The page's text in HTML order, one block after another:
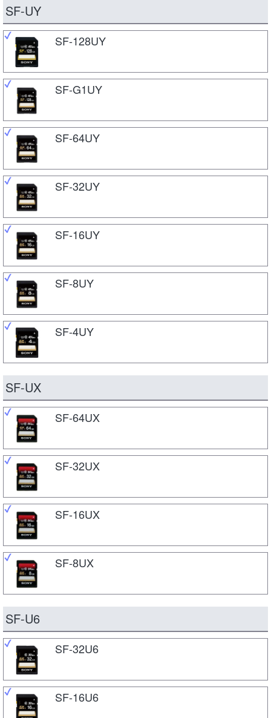
SF-UY
SF-128UY
SF-G1UY
SF-64UY
SF-32UY
SF-16UY
SF-8UY
SF-4UY
SF-UX
SF-64UX
SF-32UX
SF-16UX
SF-8UX
SF-U6
SF-32U6
SF-16U6